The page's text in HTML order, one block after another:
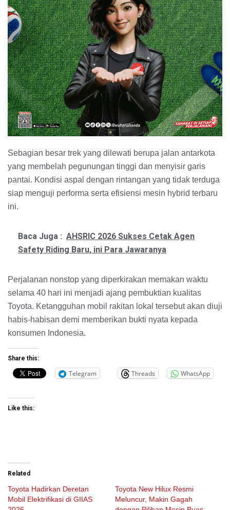
Sebagian besar trek yang dilewati berupa jalan antarkota
yang membelah pegunungan tinggi dan menyisir garis
pantai. Kondisi aspal dengan rintangan yang tidak terduga
siap menguji performa serta efisiensi mesin hybrid terbaru
ini.
Baca Juga : AHSRIC 2026 Sukses Cetak Agen
Safety Riding Baru, ini Para Jawaranya
Perjalanan nonstop yang diperkirakan memakan waktu
selama 40 hari ini menjadi ajang pembuktian kualitas
Toyota. Ketangguhan mobil rakitan lokal tersebut akan diuji
habis-habisan demi memberikan bukti nyata kepada
konsumen Indonesia.
Share this:
Telegram Threads WhatsApp
Like this:
Related
Toyota Hadirkan Deretan
Mobil Elektrifikasi di GIIAS
Toyota New Hilux Resmi
Meluncur, Makin Gagah